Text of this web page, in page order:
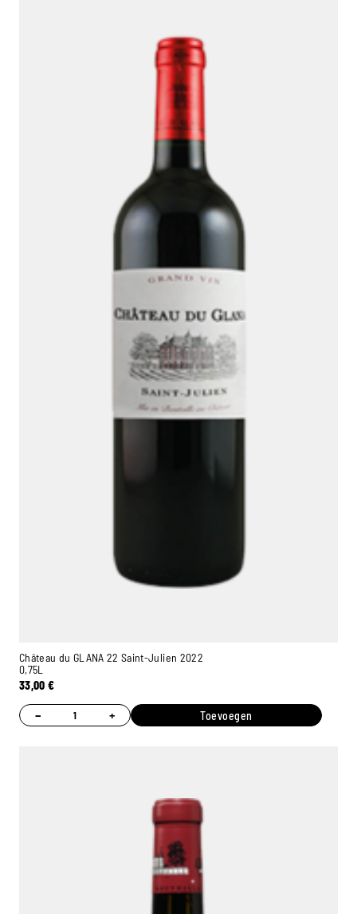
Château du GLANA 22 Saint-Julien 2022
0,75L
33,00€
− + Toevoegen